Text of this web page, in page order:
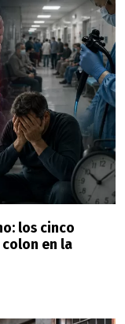
los cinco
en la